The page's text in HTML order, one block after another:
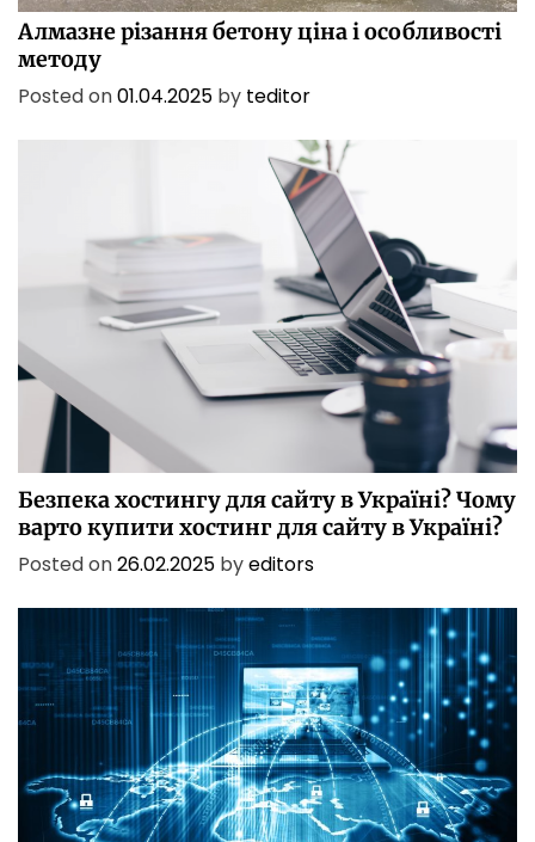
Алмазне різання бетону ціна і особливості
методу
Posted on01.04.2025 by teditor
БЕЗПЕКА БІЗНЕС ТЕХНОЛОГІЇ
Безпека хостингу для сайту в Україні? Чому
варто купити хостинг для сайту в Україні?
Posted on26.02.2025 byeditors